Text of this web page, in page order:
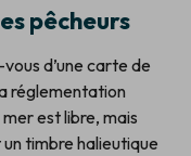
pêcheurs
d’une carte de
réglementation
est libre, mais
timbre halieutique